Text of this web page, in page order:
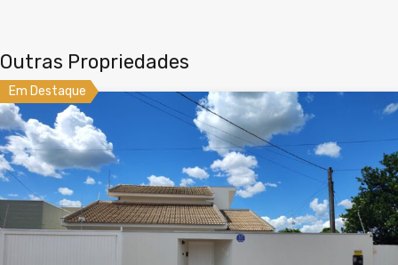
Outras Propriedades
Em Destaque